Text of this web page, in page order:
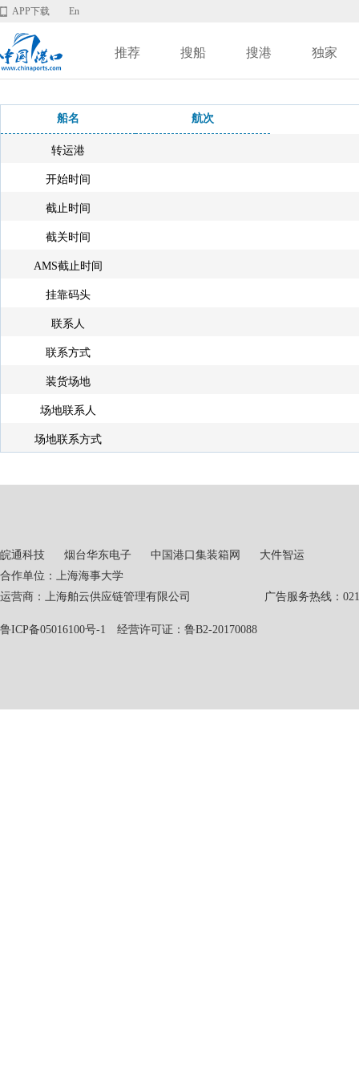
APP下载 En
推荐 搜船 搜港 独家
船名 航次
转运港
开始时间
截止时间
截关时间
AMS截止时间
挂靠码头
联系人
联系方式
装货场地
场地联系人
场地联系方式
皖通科技 烟台华东电子 中国港口集装箱网
大件智运
合作单位：上海海事大学
运营商：上海舶云供应链管理有限公司 广告服务热线：021-
鲁ICP备05016100号-1 经营许可证：鲁B2-20170088